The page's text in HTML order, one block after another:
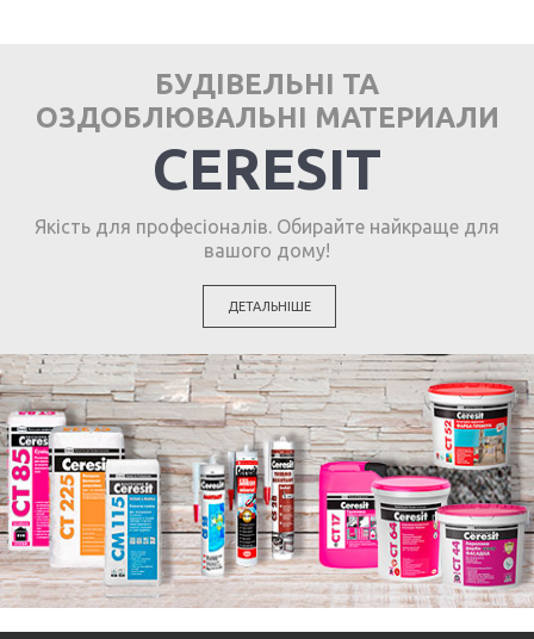
БУДІВЕЛЬНІ ТА
ОЗДОБЛЮВАЛЬНІ МАТЕРИАЛИ
CERESIT
Якість для професіоналів. Обирайте найкраще для
вашого дому!
ДЕТАЛЬНІШЕ